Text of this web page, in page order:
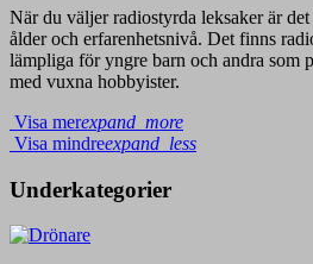
När du väljer radiostyrda leksaker är
ålder och erfarenhetsnivå. Det finns
lämpliga för yngre barn och andra som
med vuxna hobbyister.
Visa merexpand_more
Visa mindreexpand_less
Underkategorier